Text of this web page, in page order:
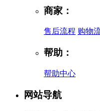
商家：
售后流程 购物
帮助：
帮助中心
网站导航